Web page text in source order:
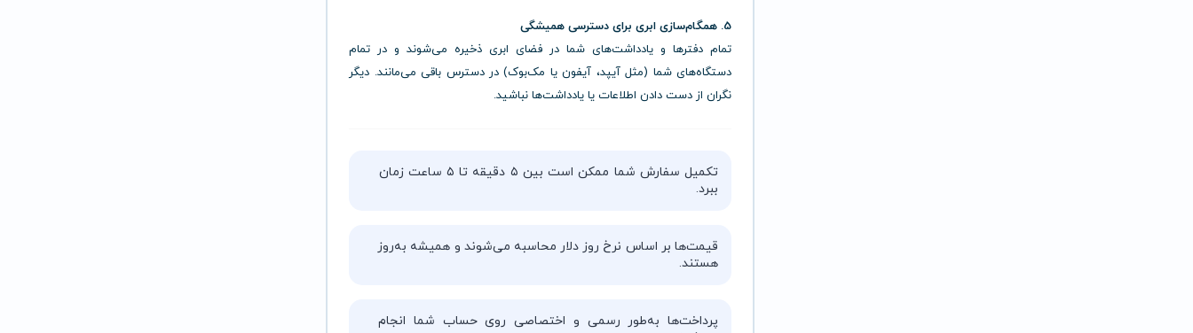
5. همگام‌سازی ابری برای دسترسی همیشگی
تمام دفترها و یادداشت‌های شما در فضای ابری ذخیره می‌شوند و در تمام
دستگاه‌های شما (مثل آیپد، آیفون یا مک‌بوک) در دسترس باقی می‌مانند. دیگر
نگران از دست دادن اطلاعات یا یادداشت‌ها نباشید.
تکمیل سفارش شما ممکن است بین ۵ دقیقه تا ۵ ساعت زمان
ببرد.
قیمت‌ها بر اساس نرخ روز دلار محاسبه می‌شوند و همیشه به‌روز
هستند.
پرداخت‌ها به‌طور رسمی و اختصاصی روی حساب شما انجام